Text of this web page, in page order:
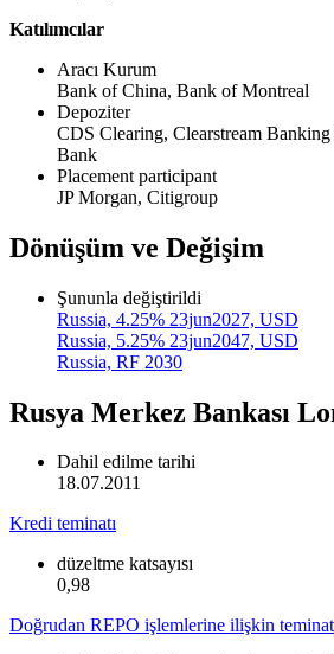
Katılımcılar
Aracı Kurum
Bank of China, Bank of Montreal
Depoziter
CDS Clearing, Clearstream
Bank
Placement participant
JP Morgan, Citigroup
Dönüşüm ve Değişim
Şununla değiştirildi
Russia, 4.25% 23jun2027, USD
Russia, 5.25% 23jun2047, USD
Russia, RF 2030
Rusya Merkez Bankası
Dahil edilme tarihi
18.07.2011
Kredi teminatı
düzeltme katsayısı
0,98
Doğrudan REPO işlemlerine ilişkin teminat